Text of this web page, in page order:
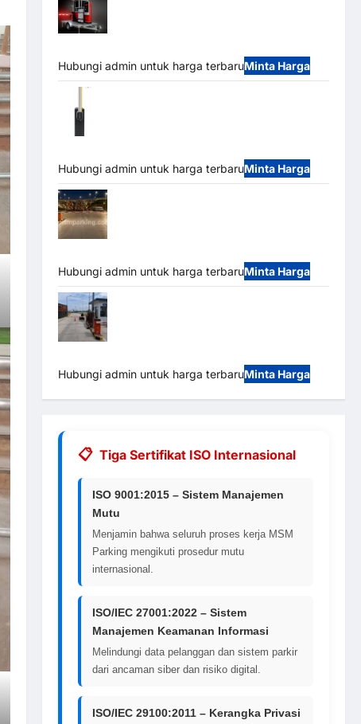
Hubungi admin untuk harga terbaruMinta Harga
Hubungi admin untuk harga terbaruMinta Harga
Hubungi admin untuk harga terbaruMinta Harga
Hubungi admin untuk harga terbaruMinta Harga
Tiga Sertifikat ISO Internasional
ISO 9001:2015 – Sistem Manajemen
Mutu
Menjamin bahwa seluruh proses kerja MSM
Parking mengikuti prosedur mutu
internasional.
ISO/IEC 27001:2022 – Sistem
Manajemen Keamanan Informasi
Melindungi data pelanggan dan sistem parkir
dari ancaman siber dan risiko digital.
ISO/IEC 29100:2011 – Kerangka Privasi